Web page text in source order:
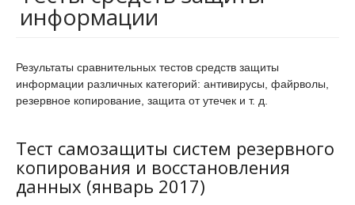
информации
Результаты сравнительных тестов средств защиты
информации различных категорий: антивирусы, файрволы,
резервное копирование, защита от утечек и т. д.
Тест самозащиты систем резервного
копирования и восстановления
данных (январь 2017)